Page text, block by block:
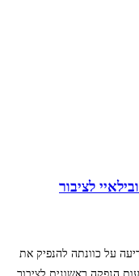
לציבור
על כוונתה להנפיק את